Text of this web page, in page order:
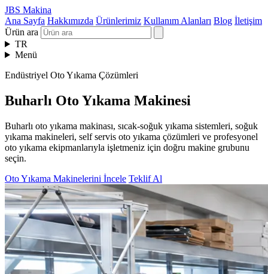
JBS Makina
Ana Sayfa Hakkımızda Ürünlerimiz Kullanım Alanları Blog İletişim
Ürün ara
TR
Menü
Endüstriyel Oto Yıkama Çözümleri
Buharlı Oto Yıkama Makinesi
Buharlı oto yıkama makinası, sıcak-soğuk yıkama sistemleri, soğuk
yıkama makineleri, self servis oto yıkama çözümleri ve profesyonel
oto yıkama ekipmanlarıyla işletmeniz için doğru makine grubunu
seçin.
Oto Yıkama Makinelerini İncele Teklif Al